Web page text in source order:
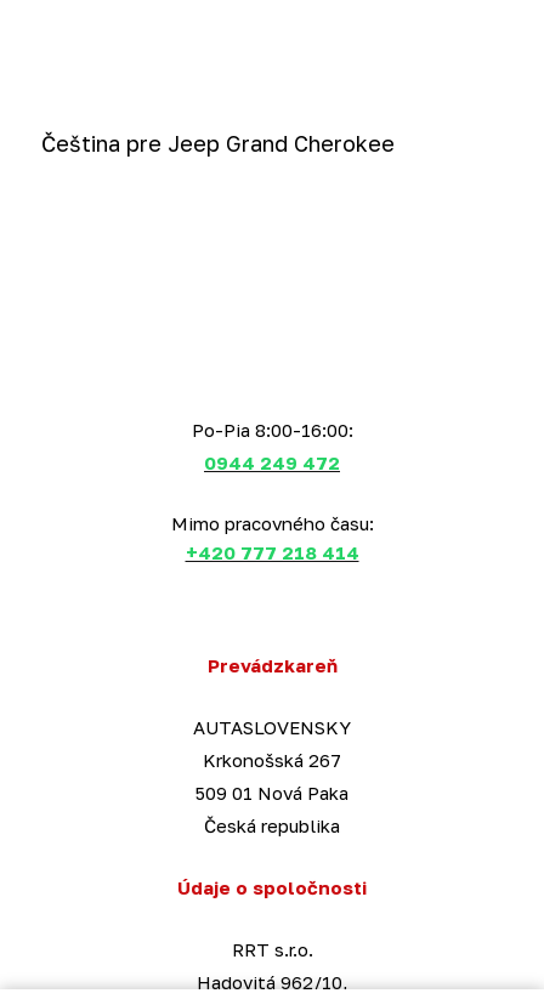
Čeština pre Jeep Grand Cherokee
Po-Pia 8:00-16:00:
0944 249 472
Mimo pracovného času:
+420 777 218 414
Prevádzkareň
AUTASLOVENSKY
Krkonošská 267
509 01 Nová Paka
Česká republika
Údaje o spoločnosti
RRT s.r.o.
Hadovitá 962/10,